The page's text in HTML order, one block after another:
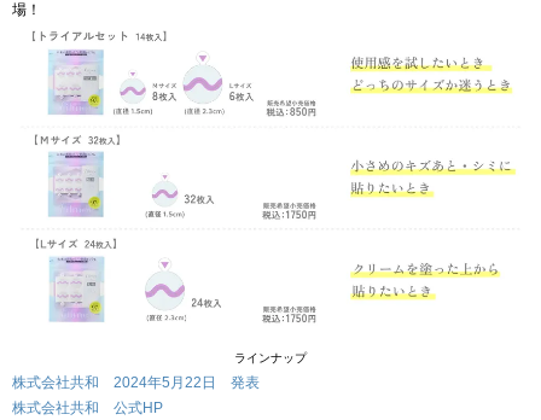
場！
ラインナップ
株式会社共和 2024年5月22日 発表
株式会社共和 公式HP